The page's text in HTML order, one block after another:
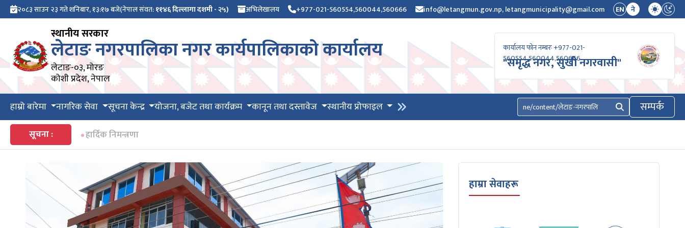
२०८३ साउन २३ गते शनिबार, १३:१७ बजे(नेपाल संवत:११४६ दिल्लागा दशमी - २५) अभिलेखालय +977-021-560554,560044,560666 info@letangmun.gov.np, letangmunicipality@gmail.com EN ने
स्थानीय सरकार
लेटाङ नगरपालिका नगर कार्यपालिकाको कार्यालय
लेटाङ-०३, मोरङ
कोशी प्रदेश, नेपाल
कार्यालय फोन नम्बरः +977-021-
560554,560044,560666
"समृद्ध नगर, सुखी नगरवासी"
हाम्रो बारेमा नागरिक सेवा सूचना केन्द्र योजना, बजेट तथा कार्यक्रम कानून तथा दस्तावेज स्थानीय प्रोफाइल खोज्नुहोस् सम्पर्क
सूचना : हार्दिक निमन्त्रणा
हाम्रा सेवाहरू